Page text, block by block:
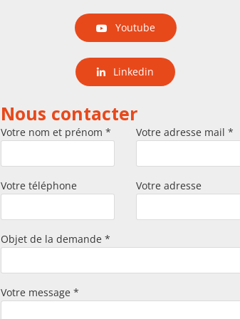
Youtube
Linkedin
Nous contacter
Votre nom et prénom * Votre adresse mail *
Votre téléphone Votre adresse
Objet de la demande *
Votre message *